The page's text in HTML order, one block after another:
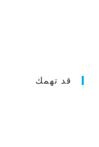
قد تهمك